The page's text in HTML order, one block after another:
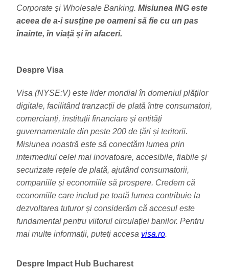
Corporate și Wholesale Banking. Misiunea ING este
aceea de a-i susține pe oameni să fie cu un pas
înainte, în viață și în afaceri.
Despre Visa
Visa (NYSE:V) este lider mondial în domeniul plăților
digitale, facilitând tranzacții de plată între consumatori,
comercianți, instituții financiare și entități
guvernamentale din peste 200 de țări și teritorii.
Misiunea noastră este să conectăm lumea prin
intermediul celei mai inovatoare, accesibile, fiabile și
securizate rețele de plată, ajutând consumatorii,
companiile și economiile să prospere. Credem că
economiile care includ pe toată lumea contribuie la
dezvoltarea tuturor și considerăm că accesul este
fundamental pentru viitorul circulației banilor. Pentru
mai multe informaţii, puteţi accesa visa.ro.
Despre Impact Hub Bucharest